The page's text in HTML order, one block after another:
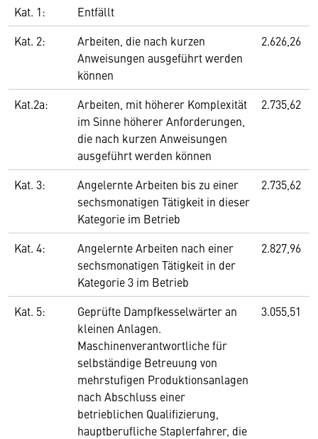
Kat. 1:
Entfällt
Kat. 2:
Arbeiten, die nach kurzen
Anweisungen ausgeführt werden
können
2.626,26
Kat.2a:
Arbeiten, mit höherer Komplexität
im Sinne höherer Anforderungen,
die nach kurzen Anweisungen
ausgeführt werden können
2.735,62
Kat. 3:
Angelernte Arbeiten bis zu einer
sechsmonatigen Tätigkeit in dieser
Kategorie im Betrieb
2.735,62
Kat. 4:
Angelernte Arbeiten nach einer
sechsmonatigen Tätigkeit in der
Kategorie 3 im Betrieb
2.827,96
Kat. 5:
Geprüfte Dampfkesselwärter an
kleinen Anlagen.
Maschinenverantwortliche für
selbständige Betreuung von
mehrstufigen Produktionsanlagen
nach Abschluss einer
betrieblichen Qualifizierung,
hauptberufliche Staplerfahrer, die
3.055,51